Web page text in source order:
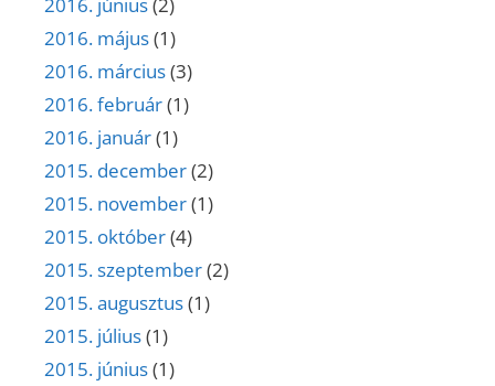
2016. május(1)
2016. március(3)
2016. február(1)
2016. január(1)
2015. december(2)
2015. november(1)
2015. október(4)
2015. szeptember(2)
2015. augusztus(1)
2015. július(1)
2015. június(1)